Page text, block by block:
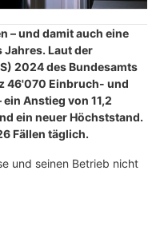
– und damit auch eine
Laut der
2024 des Bundesamts
46'070 Einbruch- und
Anstieg von 11,2
ein neuer Höchststand.
Fällen täglich.
und seinen Betrieb nicht